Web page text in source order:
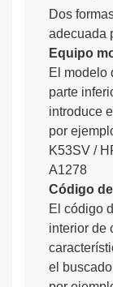
Dos
adecuada
Equipo
El modelo
parte
introduce
por
K53SV /
A1278
Código
El código
interior de
el